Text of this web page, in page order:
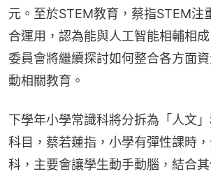
元。至於STEM教育，蔡指STEM注
合運用，認為能與人工智能相輔相
委員會將繼續探討如何整合各方面
動相關教育。
下學年小學常識科將分拆為「人文
科目，蔡若蓮指，小學有彈性課時
科，主要會讓學生動手動腦，結合